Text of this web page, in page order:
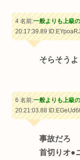
4 名前:一般よりも上級
20:17:39.89
そらそうよ
6 名前:一般よりも上級
20:21:03.88
事故だろ
首切りオ●